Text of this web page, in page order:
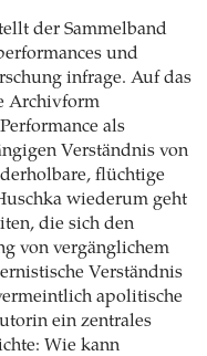
der Sammelband
und
infrage. Auf das
Archivform
als
Verständnis von
flüchtige
wiederum geht
die sich den
von vergänglichem
Verständnis
apolitische
ein zentrales
Wie kann